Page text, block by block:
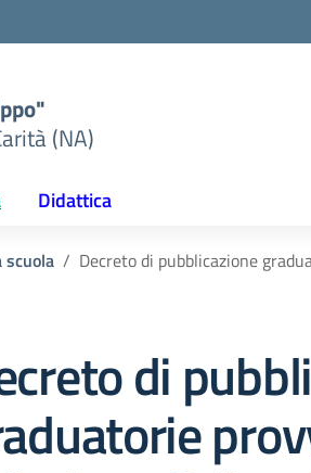
(NA)
Didattica
scuola Decreto di pubblicazione
di